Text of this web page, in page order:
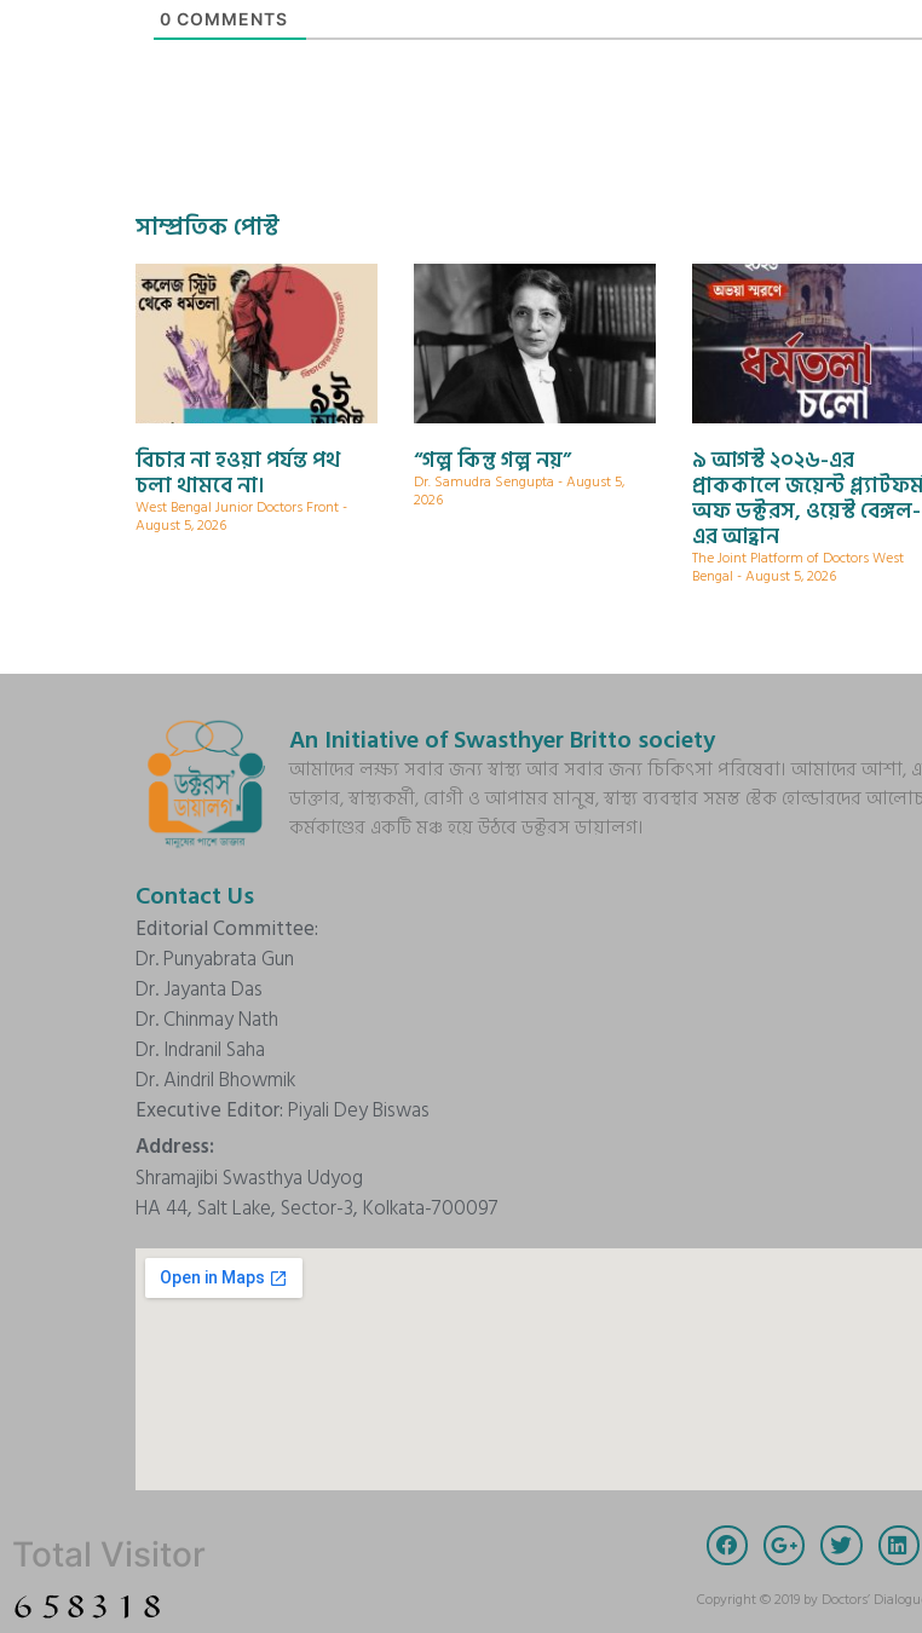
0 COMMENTS
সাম্প্রতিক পোস্ট
বিচার না হওয়া পর্যন্ত পথ
চলা থামবে না।
West Bengal Junior Doctors Front
August 5, 2026
“গল্প কিন্তু গল্প নয়”
Dr. Samudra Sengupta August 5,
2026
৯ আগস্ট ২০২৬-এর
প্রাককালে জয়েন্ট
অফ ডক্টরস, ওয়েস্ট বেঙ্গল-
এর আহ্বান
The Joint Platform of Doctors West
Bengal August 5, 2026
An Initiative of Swasthyer Britto society
আমাদের লক্ষ্য সবার জন্য স্বাস্থ্য আর সবার জন্য চিকিৎসা পরিষেবা। আমাদের আশা,
ডাক্তার, স্বাস্থ্যকর্মী, রোগী ও আপামর মানুষ, স্বাস্থ্য ব্যবস্থার সমস্ত স্টেক হোল্ডারদের
কর্মকাণ্ডের একটি মঞ্চ হয়ে উঠবে ডক্টরস ডায়ালগ।
Contact Us
Editorial Committee:
Dr. Punyabrata Gun
Dr. Jayanta Das
Dr. Chinmay Nath
Dr. Indranil Saha
Dr. Aindril Bhowmik
Executive Editor: Piyali Dey Biswas
Address:
Shramajibi Swasthya Udyog
HA 44, Salt Lake, Sector-3, Kolkata-700097
Total Visitor
Copyright © 2019 by Doctors’